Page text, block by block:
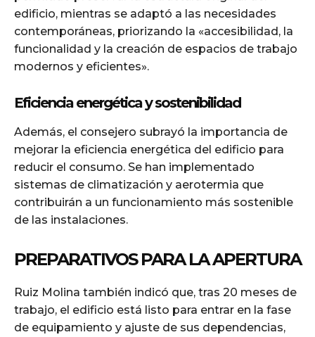
edificio, mientras se adaptó a las necesidades
contemporáneas, priorizando la «accesibilidad, la
funcionalidad y la creación de espacios de trabajo
modernos y eficientes».
Eficiencia energética y sostenibilidad
Además, el consejero subrayó la importancia de
mejorar la eficiencia energética del edificio para
reducir el consumo. Se han implementado
sistemas de climatización y aerotermia que
contribuirán a un funcionamiento más sostenible
de las instalaciones.
PREPARATIVOS PARA LA APERTURA
Ruiz Molina también indicó que, tras 20 meses de
trabajo, el edificio está listo para entrar en la fase
de equipamiento y ajuste de sus dependencias,